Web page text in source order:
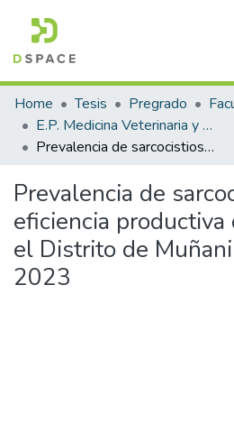
Communities & Collections
All of DSpace
Statistics
Home Tesis Pregrado
E.P. Medicina Veterinaria y Zootecnia
Prevalencia de sarcocistiosis y la eficiencia productiva de la alpaca en el Distrito de Muñani Azangaro 2023
Prevalencia de
eficiencia productiva
el Distrito de
2023